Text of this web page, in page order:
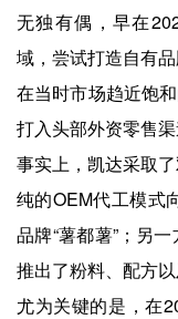
无独有偶，早在
域，尝试打造自有
在当时市场趋近饱
打入头部外资零售渠
事实上，凯达采取
纯的OEM代工模式
品牌“薯都薯”；另
推出了粉料、配方
尤为关键的是，在